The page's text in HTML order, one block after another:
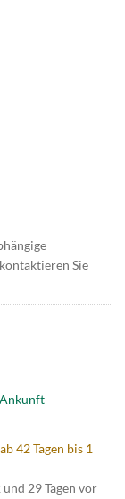
Sie
42 Tagen bis 1
29 Tagen vor